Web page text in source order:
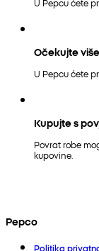
Očekujte
U Pepcu ćete
Kupujte s
Povrat robe
kupovine.
Pepco
Politika